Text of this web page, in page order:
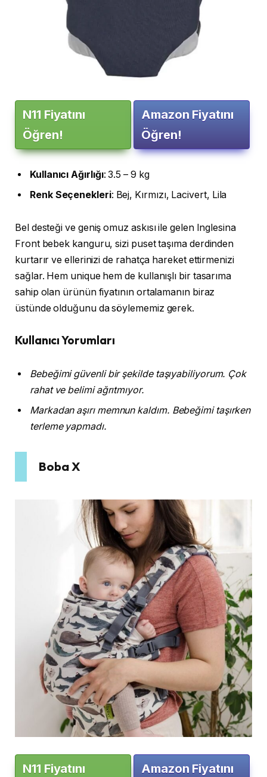
N11 Fiyatını
Öğren!
Amazon Fiyatını
Öğren!
Kullanıcı Ağırlığı: 3.5 – 9 kg
Renk Seçenekleri: Bej, Kırmızı, Lacivert, Lila
Bel desteği ve geniş omuz askısı ile gelen Inglesina
Front bebek kanguru, sizi puset taşıma derdinden
kurtarır ve ellerinizi de rahatça hareket ettirmenizi
sağlar. Hem unique hem de kullanışlı bir tasarıma
sahip olan ürünün fiyatının ortalamanın biraz
üstünde olduğunu da söylememiz gerek.
Kullanıcı Yorumları
Bebeğimi güvenli bir şekilde taşıyabiliyorum. Çok
rahat ve belimi ağrıtmıyor.
Markadan aşırı memnun kaldım. Bebeğimi taşırken
terleme yapmadı.
Boba X
N11 Fiyatını
Amazon Fiyatını